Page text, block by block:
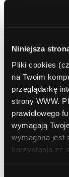
Niniejsza
Pliki cookies
na Twoim
przeglądarkę
strony WWW.
prawidłowego
wymagają
wymagana jest
korzystania ze
710
Planet
711
Euronet,